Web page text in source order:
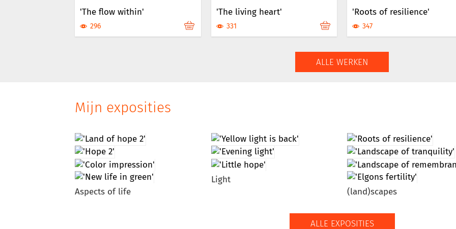
'The flow within'
296
'The living heart'
331
'Roots of resilience'
347
ALLE WERKEN
Mijn exposities
Aspects of life
Light
(land)scapes
ALLE EXPOSITIES